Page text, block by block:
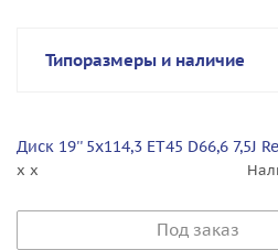
Типоразмеры и наличие
Диск 19'' 5x114,3 ET45 D66,6 7,5J
x x
Под заказ